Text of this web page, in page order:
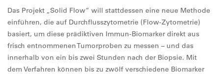
Das Projekt „Solid Flow“ will stattdessen eine neue Methode
einführen, die auf Durchflusszytometrie (Flow-Zytometrie)
basiert, um diese prädiktiven Immun-Biomarker direkt aus
frisch entnommenen Tumorproben zu messen – und das
innerhalb von ein bis zwei Stunden nach der Biopsie. Mit
dem Verfahren können bis zu zwölf verschiedene Biomarker